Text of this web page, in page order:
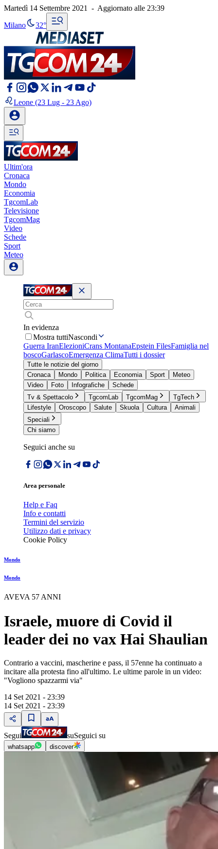
Martedì 14 Settembre 2021 - Aggiornato alle 23:39
Milano 32°
Leone (23 Lug - 23 Ago)
Ultim'ora
Cronaca
Mondo
Economia
TgcomLab
Televisione
TgcomMag
Video
Schede
Sport
Meteo
In evidenza
Mostra tuttiNascondi
Guerra IranElezioniCrans MontanaEpstein FilesFamiglia nel
boscoGarlascoEmergenza ClimaTutti i dossier
Tutte le notizie del giorno
Cronaca
Mondo Politica Economia Sport
Meteo
Video
Foto Infografiche
Schede
Tv & Spettacolo
TgcomLab TgcomMag
TgTech
Lifestyle
Oroscopo Salute Skuola Cultura
Animali
Speciali
Chi siamo
Seguici anche su
Area personale
Help e Faq
Info e contatti
Termini del servizio
Utilizzo dati e privacy
Cookie Policy
Mondo
Mondo
AVEVA 57 ANNI
Israele, muore di Covid il
leader dei no vax Hai Shaulian
Contrario a vaccini, mascherine e pass, il 57enne ha continuato a
incitare alla protesta fino all'ultimo. Le ultime parole in un video:
"Vogliono spazzarmi via"
14 Set 2021 - 23:39
14 Set 2021 - 23:39
Segui suSeguici su
whatsapp discover